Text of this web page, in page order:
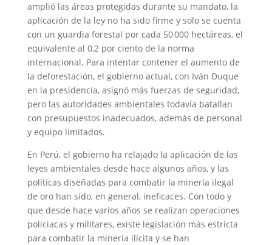
amplió las áreas protegidas durante su mandato, la
aplicación de la ley no ha sido firme y solo se cuenta
con un guardia forestal por cada 50 000 hectáreas, el
equivalente al 0,2 por ciento de la norma
internacional. Para intentar contener el aumento de
la deforestación, el gobierno actual, con Iván Duque
en la presidencia, asignó más fuerzas de seguridad,
pero las autoridades ambientales todavía batallan
con presupuestos inadecuados, además de personal
y equipo limitados.
En Perú, el gobierno ha relajado la aplicación de las
leyes ambientales desde hace algunos años, y las
políticas diseñadas para combatir la minería ilegal
de oro han sido, en general, ineficaces. Con todo y
que desde hace varios años se realizan operaciones
policiacas y militares, existe legislación más estricta
para combatir la minería ilícita y se han